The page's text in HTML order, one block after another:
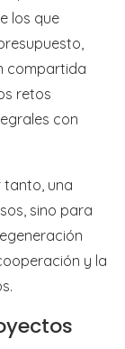
los que
compartida
retos
con
tanto, una
sino para
y la